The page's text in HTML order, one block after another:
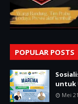
POPULAR POSTS
untuk
Mei